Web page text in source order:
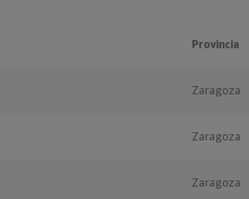
Provincia
Zaragoza
Zaragoza
Zaragoza